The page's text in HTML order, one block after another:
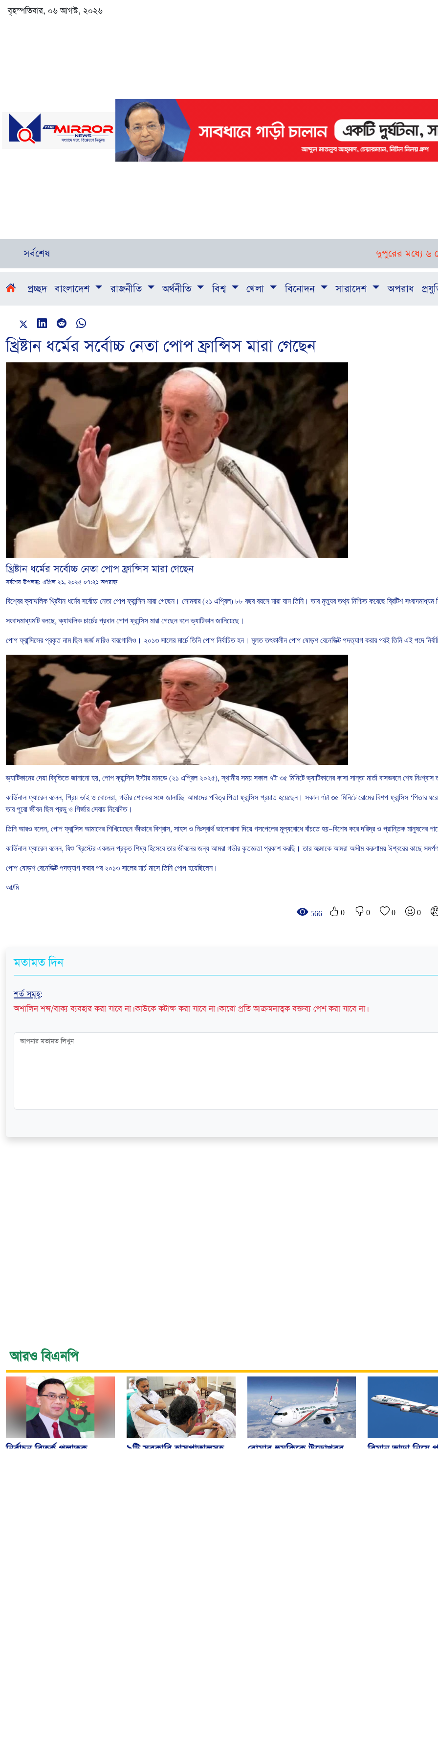
বৃহস্পতিবার, ০৬ আগস্ট, ২০২৬
সর্বশেষ দুপুরের মধ্যে ৬ জেলায়
প্রচ্ছদ বাংলাদেশ রাজনীতি অর্থনীতি বিশ্ব খেলা বিনোদন সারাদেশ অপরাধ
খ্রিষ্টান ধর্মের সর্বোচ্চ নেতা পোপ ফ্রান্সিস মারা গেছেন
খ্রিষ্টান ধর্মের সর্বোচ্চ নেতা পোপ ফ্রান্সিস মারা গেছেন
সর্বশেষ উপলব্ধ: এপ্রিল ২১, ২০২৫ ০৭:২১ অপরাহ্ন
বিশ্বের ক্যাথলিক খ্রিষ্টান ধর্মের সর্বোচ্চ নেতা পোপ ফ্রান্সিস মারা গেছেন। সোমবার(২১ এপ্রিল) ৮৮ বছর বয়সে মারা যান তিনি। তার মৃত্যুর তথ্য নিশ্চিত করেছে ব্রিটিশ সংবাদমাধ্যম
সংবাদমাধ্যমটি বলছে,ক্যাথলিক চার্চের প্রধান পোপ ফ্রান্সিস মারা গেছেন বলে ভ্যাটিকান জানিয়েছে।
পোপ ফ্রান্সিসের প্রকৃত নাম ছিল জর্জ মারিও বারগোলিও। ২০১৩ সালের মার্চে তিনি পোপ নির্বাচিত হন। মূলত তৎকালীন পোপ ষোড়শ বেনেডিক্ট পদত্যাগ করার পরই তিনি এই পদে
ভ্যাটিকানের দেয়া বিবৃতিতে জানানো হয়, পোপ ফ্রান্সিস ইস্টার মানডে (২১ এপ্রিল ২০২৫),স্থানীয় সময় সকাল ৭টা ৩৫ মিনিটে ভ্যাটিকানের কাসা সান্তা মার্তা বাসভবনে শেষ নিঃশ্বাস
কার্ডিনাল ফ্যারেল বলেন, প্রিয় ভাই ও বোনেরা, গভীর শোকের সঙ্গে জানাচ্ছি আমাদের পবিত্র পিতা ফ্রান্সিস প্রয়াত হয়েছেন। সকাল ৭টা ৩৫ মিনিটে রোমের বিশপ ফ্রান্সিস‘পিতার ঘরে
তার পুরো জীবন ছিল প্রভু ও গির্জার সেবায় নিবেদিত।
তিনি আরও বলেন, পোপ ফ্রান্সিস আমাদের শিখিয়েছেন কীভাবে বিশ্বাস, সাহস ও নিঃস্বার্থ ভালোবাসা দিয়ে গসপেলের মূল্যবোধে বাঁচতে হয়—বিশেষ করে দরিদ্র ও প্রান্তিক মানুষদের
কার্ডিনাল ফ্যারেল বলেন, যিশু খ্রিস্টের একজন প্রকৃত শিষ্য হিসেবে তার জীবনের জন্য আমরা গভীর কৃতজ্ঞতা প্রকাশ করছি। তার আত্মাকে আমরা অসীম করুণাময় ঈশ্বরের কাছে সমর্পণ
পোপ ষোড়শ বেনেডিক্ট পদত্যাগ করার পর ২০১৩ সালের মার্চ মাসে তিনি পোপ হয়েছিলেন।
আ/মি
566 0 0 0 0
মতামত দিন
শর্ত সমূহ:
অশালিন শব্দ/বাক্য ব্যবহার করা যাবে না। কাউকে কটাক্ষ করা যাবে না। কারো প্রতি আক্রমনাত্বক বক্তব্য পেশ করা যাবে না।
আরও বিএনপি
নির্বাচন বিতর্ক পলাতক
৯টি সরকারি হাসপাতালসহ
বোমার হুমকিকে উড়োখবর
বিমান ভাড়া নিয়ে